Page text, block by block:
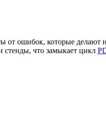
от ошибок, которые делают
что замыкает цикл